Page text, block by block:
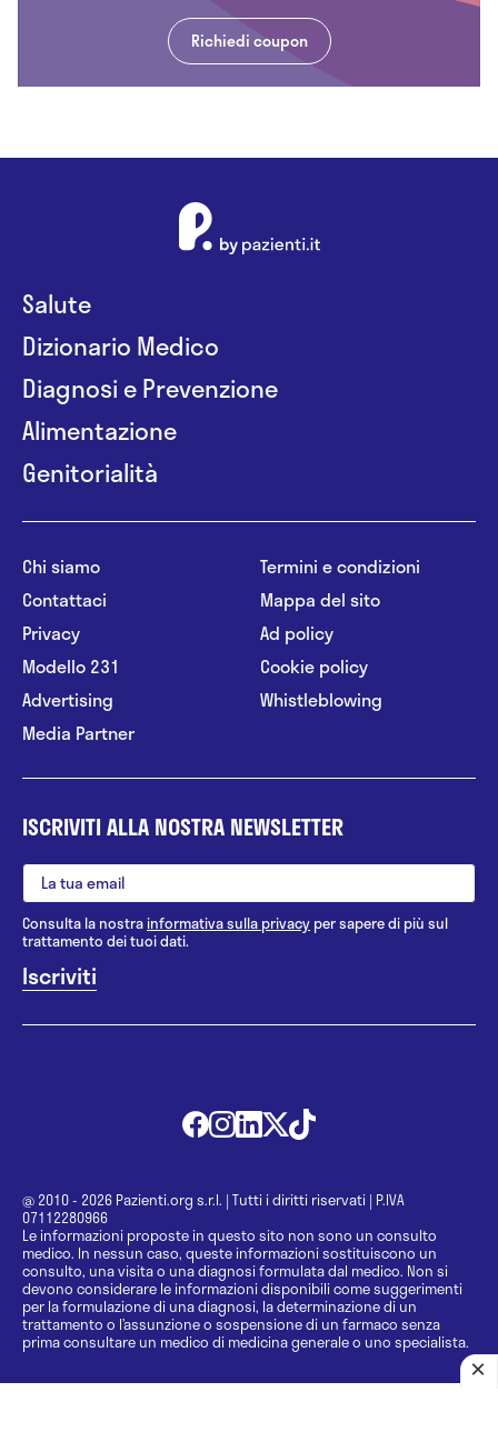
Richiedi coupon
Salute
Dizionario Medico
Diagnosi e Prevenzione
Alimentazione
Genitorialità
Chi siamo
Contattaci
Privacy
Modello 231
Advertising
Media Partner
Termini e condizioni
Mappa del sito
Ad policy
Cookie policy
Whistleblowing
ISCRIVITI ALLA NOSTRA NEWSLETTER
Consulta la nostrainformativa sulla privacy per sapere di più sul
trattamento dei tuoi dati.
@ 2010 - 2026 Pazienti.org s.r.l. | Tutti i diritti riservati | P.IVA
07112280966
Le informazioni proposte in questo sito non sono un consulto
medico. In nessun caso, queste informazioni sostituiscono un
consulto, una visita o una diagnosi formulata dal medico. Non si
devono considerare le informazioni disponibili come suggerimenti
per la formulazione di una diagnosi, la determinazione di un
trattamento o l’assunzione o sospensione di un farmaco senza
prima consultare un medico di medicina generale o uno specialista.